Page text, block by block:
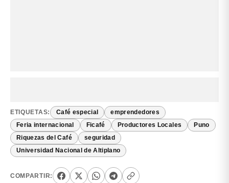
ETIQUETAS: Café especial emprendedores
Feria internacional Ficafé Productores Locales Puno
Riquezas del Café seguridad
Universidad Nacional de Altiplano
COMPARTIR: